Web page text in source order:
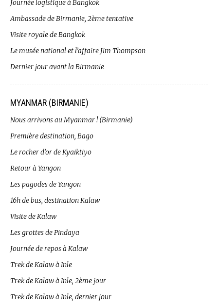
Journée logistique à Bangkok
Ambassade de Birmanie, 2ème tentative
Visite royale de Bangkok
Le musée national et l’affaire Jim Thompson
Dernier jour avant la Birmanie
MYANMAR (BIRMANIE)
Nous arrivons au Myanmar ! (Birmanie)
Première destination, Bago
Le rocher d’or de Kyaiktiyo
Retour à Yangon
Les pagodes de Yangon
16h de bus, destination Kalaw
Visite de Kalaw
Les grottes de Pindaya
Journée de repos à Kalaw
Trek de Kalaw à Inle
Trek de Kalaw à Inle, 2ème jour
Trek de Kalaw à Inle, dernier jour